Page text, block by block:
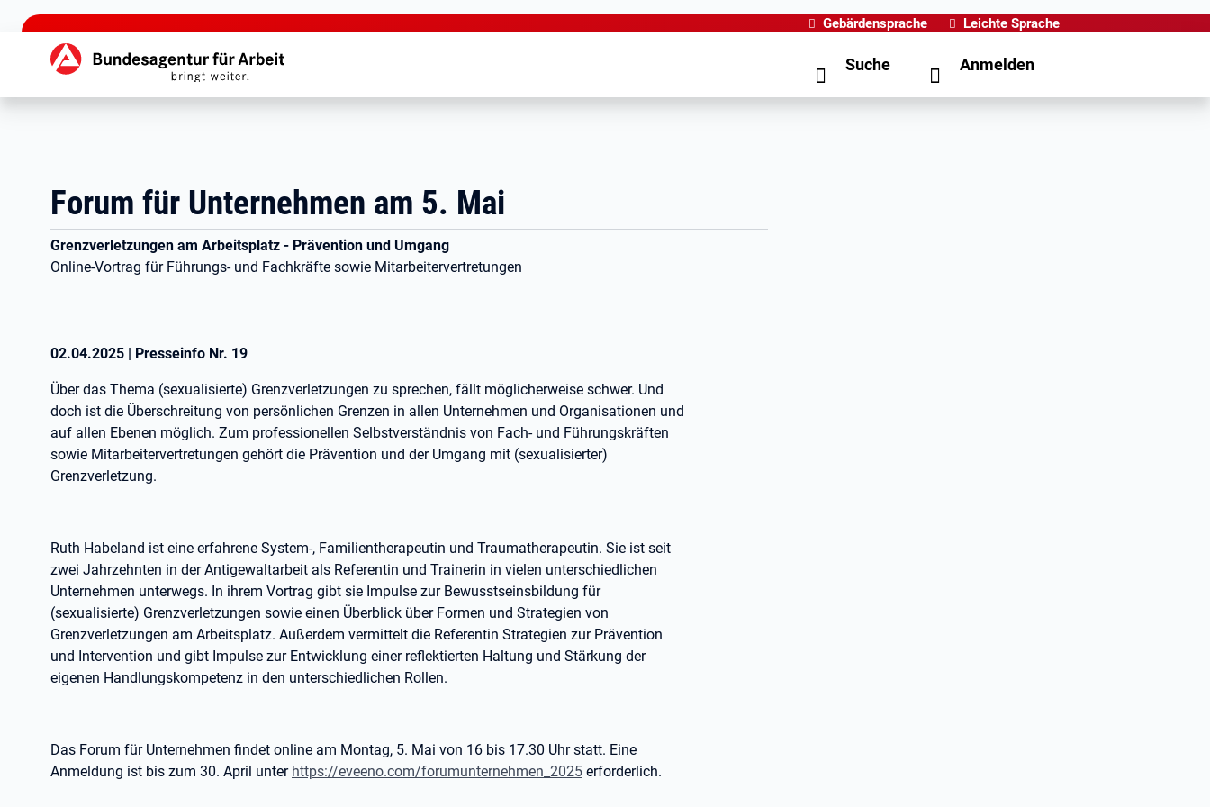
zu den Hauptinhalten springen
Gebärdensprache Leichte Sprache
Hauptnavigation Suche Anmelden
Forum für Unternehmen am 5. Mai
Grenzverletzungen am Arbeitsplatz - Prävention und Umgang
Online-Vortrag für Führungs- und Fachkräfte sowie Mitarbeitervertretungen
02.04.2025 | Presseinfo Nr. 19
Über das Thema (sexualisierte) Grenzverletzungen zu sprechen, fällt möglicherweise schwer. Und
doch ist die Überschreitung von persönlichen Grenzen in allen Unternehmen und Organisationen und
auf allen Ebenen möglich. Zum professionellen Selbstverständnis von Fach- und Führungskräften
sowie Mitarbeitervertretungen gehört die Prävention und der Umgang mit (sexualisierter)
Grenzverletzung.
Ruth Habeland ist eine erfahrene System-, Familientherapeutin und Traumatherapeutin. Sie ist seit
zwei Jahrzehnten in der Antigewaltarbeit als Referentin und Trainerin in vielen unterschiedlichen
Unternehmen unterwegs. In ihrem Vortrag gibt sie Impulse zur Bewusstseinsbildung für
(sexualisierte) Grenzverletzungen sowie einen Überblick über Formen und Strategien von
Grenzverletzungen am Arbeitsplatz. Außerdem vermittelt die Referentin Strategien zur Prävention
und Intervention und gibt Impulse zur Entwicklung einer reflektierten Haltung und Stärkung der
eigenen Handlungskompetenz in den unterschiedlichen Rollen.
Das Forum für Unternehmen findet online am Montag, 5. Mai von 16 bis 17.30 Uhr statt. Eine
Anmeldung ist bis zum 30. April unter https://eveeno.com/forumunternehmen_2025 erforderlich.